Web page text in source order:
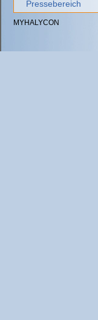
Pressebereich
MYHALYCON